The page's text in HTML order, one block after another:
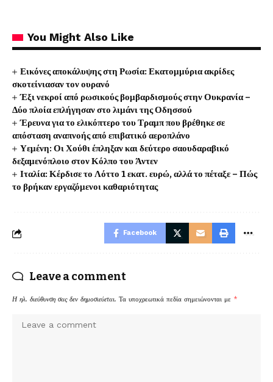
You Might Also Like
Εικόνες αποκάλυψης στη Ρωσία: Εκατομμύρια ακρίδες
σκοτείνιασαν τον ουρανό
Έξι νεκροί από ρωσικούς βομβαρδισμούς στην Ουκρανία –
Δύο πλοία επλήγησαν στο λιμάνι της Οδησσού
Έρευνα για το ελικόπτερο του Τραμπ που βρέθηκε σε
απόσταση αναπνοής από επιβατικό αεροπλάνο
Υεμένη: Οι Χούθι έπληξαν και δεύτερο σαουδαραβικό
δεξαμενόπλοιο στον Κόλπο του Άντεν
Ιταλία: Κέρδισε το Λόττο 1 εκατ. ευρώ, αλλά το πέταξε – Πώς
το βρήκαν εργαζόμενοι καθαριότητας
Facebook
Leave a comment
Η ηλ. διεύθυνση σας δεν δημοσιεύεται. Τα υποχρεωτικά πεδία σημειώνονται με *